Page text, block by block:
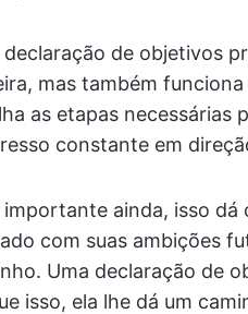
declaração de objetivos
mas também
as etapas necessárias
constante em
importante ainda, isso
com suas ambições
Uma declaração de
isso, ela lhe dá um